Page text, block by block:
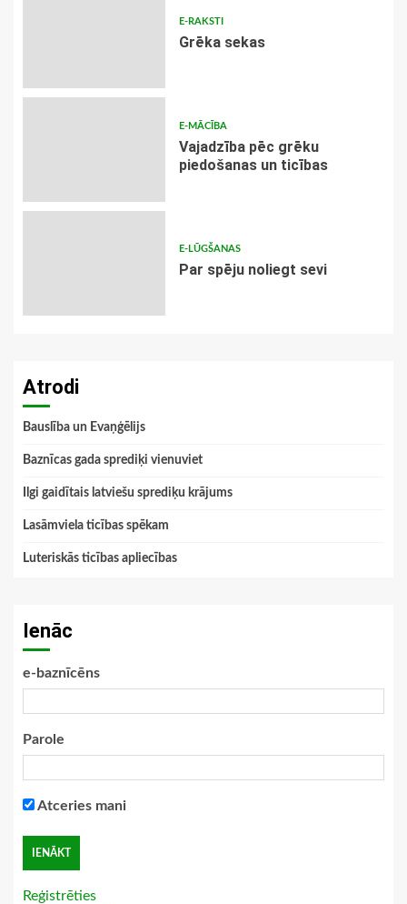
E-RAKSTI
Grēka sekas
E-MĀCĪBA
Vajadzība pēc grēku
piedošanas un ticības
E-LŪGŠANAS
Par spēju noliegt sevi
Atrodi
Bauslība un Evaņģēlijs
Baznīcas gada sprediķi vienuviet
Ilgi gaidītais latviešu sprediķu krājums
Lasāmviela ticības spēkam
Luteriskās ticības apliecības
Ienāc
e-baznīcēns
Parole
Atceries mani
Reģistrēties